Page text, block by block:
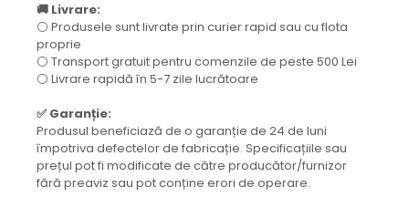
🚚 Livrare:
⚪ Produsele sunt livrate prin curier rapid sau cu flota
proprie
⚪ Transport gratuit pentru comenzile de peste 500 Lei
⚪ Livrare rapidă în 5-7 zile lucrătoare
✅ Garanție:
Produsul beneficiază de o garanție de 24 de luni
împotriva defectelor de fabricație. Specificațiile sau
prețul pot fi modificate de către producător/furnizor
fără preaviz sau pot conține erori de operare.